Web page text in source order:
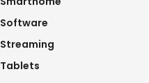
Software
Streaming
Tablets